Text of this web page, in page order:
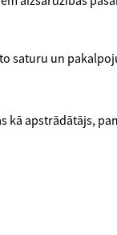
saturu un
kā apstrādātājs,